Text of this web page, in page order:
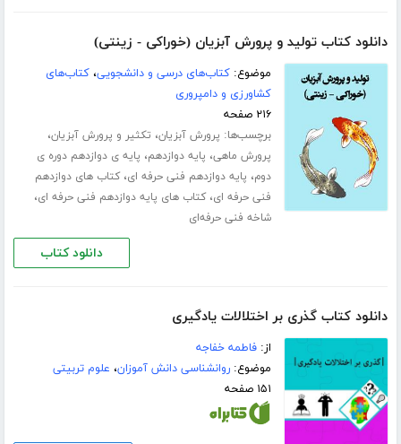
دانلود کتاب تولید و پرورش آبزیان (خوراکی - زینتی)
موضوع:کتاب‌های درسی و دانشجویی،کتاب‌های
کشاورزی و دامپروری
۲۱۶ صفحه
برچسب‌ها: پرورش آبزیان، تکثیر و پرورش آبزیان،
پرورش ماهی، پایه دوازدهم، پایه ی دوازدهم دوره ی
دوم، پایه دوازدهم فنی حرفه ای،کتاب های دوازدهم
فنی حرفه ای،کتاب های پایه دوازدهم فنی حرفه ای،
شاخه فنی حرفه‌ای
دانلود کتاب
دانلود کتاب گذری بر اختلالات یادگیری
از:فاطمه خفاجه
موضوع:روانشناسی دانش آموزان، علوم تربیتی
۱۵۱ صفحه